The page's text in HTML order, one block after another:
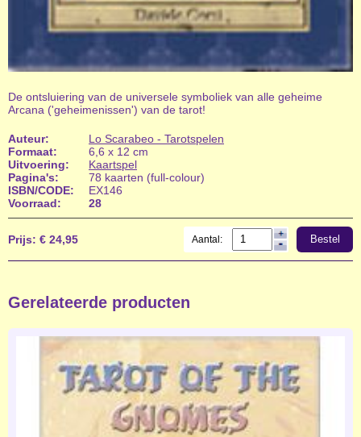
De ontsluiering van de universele symboliek van alle geheime
Arcana ('geheimenissen') van de tarot!
Auteur:
Lo Scarabeo - Tarotspelen
Formaat:
6,6 x 12 cm
Uitvoering:
Kaartspel
Pagina's:
78 kaarten (full-colour)
ISBN/CODE:
EX146
Voorraad:
28
Prijs: € 24,95 Aantal: Bestel
Gerelateerde producten